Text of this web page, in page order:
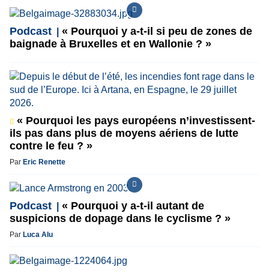
Podcast
« Pourquoi y a-t-il si peu de zones de
baignade à Bruxelles et en Wallonie ? »
« Pourquoi les pays européens n’investissent-
ils pas dans plus de moyens aériens de lutte
contre le feu ? »
Par Eric Renette
Podcast
« Pourquoi y a-t-il autant de
suspicions de dopage dans le cyclisme ? »
Par Luca Alu